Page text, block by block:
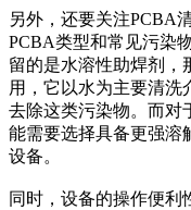
另外，还要关注PCBA
PCBA类型和常见污染
留的是水溶性助焊剂，
用，它以水为主要清洗
去除这类污染物。而对
能需要选择具备更强溶
设备。
同时，设备的操作便利